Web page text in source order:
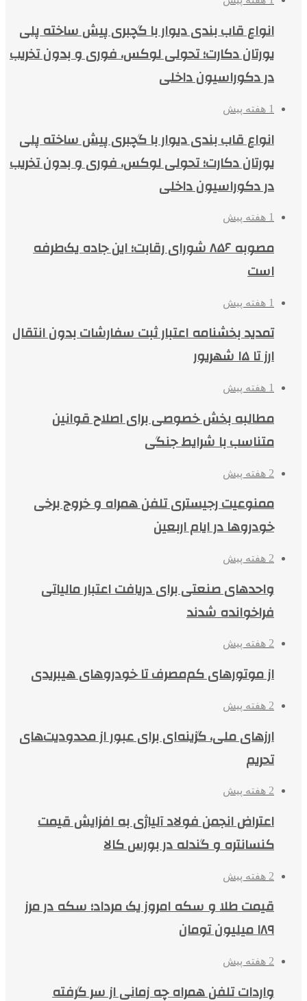
انواع قاب بندی دیوار با گچبری پیش ساخته پلی
یورتان دکارت؛ تحولی لوکس، فوری و بدون تخریب
در دکوراسیون داخلی
1 هفته پیش
انواع قاب بندی دیوار با گچبری پیش ساخته پلی
یورتان دکارت؛ تحولی لوکس، فوری و بدون تخریب
در دکوراسیون داخلی
1 هفته پیش
مصوبه ۸۵۶ شورای رقابت؛ این جاده یک‌طرفه
است
1 هفته پیش
تمدید بخشنامه اعتبار ثبت سفارشات بدون انتقال
ارز تا ۱۵ شهریور
1 هفته پیش
مطالبه بخش خصوصی برای اصلاح قوانین
متناسب با شرایط جنگی
2 هفته پیش
ممنوعیت رجیستری تلفن همراه و خروج برخی
خودروها در ایام اربعین
2 هفته پیش
واحدهای صنعتی برای دریافت اعتبار مالیاتی
فراخوانده شدند
2 هفته پیش
از موتورهای کم‌مصرف تا خودروهای هیبریدی
2 هفته پیش
ارزهای ملی، گزینه‌ای برای عبور از محدودیت‌های
تحریم
2 هفته پیش
اعتراض انجمن فولاد آلیاژی به افزایش قیمت
کنسانتره و گندله در بورس کالا
2 هفته پیش
قیمت طلا و سکه امروز یک مرداد؛ سکه در مرز
۱۸۹ میلیون تومان
2 هفته پیش
واردات تلفن همراه چه زمانی از سر گرفته